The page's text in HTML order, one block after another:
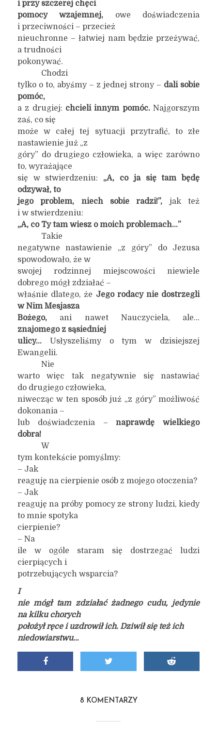
i przy szczerej chęci
pomocy wzajemnej, owe doświadczenia
i przeciwności – przecież
nieuchronne – łatwiej nam będzie przeżywać,
a trudności
pokonywać.
Chodzi
tylko o to, abyśmy – z jednej strony – dali sobie
pomóc,
a z drugiej: chcieli innym pomóc.Najgorszym
zaś, co się
może w całej tej sytuacji przytrafić, to złe
nastawienie już „z
góry” do drugiego człowieka, a więc zarówno
to, wyrażające
się w stwierdzeniu: „A, co ja się tam będę
odzywał, to
jego problem, niech sobie radzi!”, jak też
i w stwierdzeniu:
„A, co Ty tam wiesz o moich problemach…”
Takie
negatywne nastawienie „z góry” do Jezusa
spowodowało, że w
swojej rodzinnej miejscowości niewiele
dobrego mógł zdziałać –
właśnie dlatego, że Jego rodacy nie dostrzegli
w Nim Mesjasza
Bożego,ani nawet Nauczyciela, ale…
znajomego z sąsiedniej
ulicy… Usłyszeliśmy o tym w dzisiejszej
Ewangelii.
Nie
warto więc tak negatywnie się nastawiać
do drugiego człowieka,
niwecząc w ten sposób już „z góry” możliwość
dokonania –
lub doświadczenia –naprawdę wielkiego
dobra!
W
tym kontekście pomyślmy:
– Jak
reaguję na cierpienie osób z mojego otoczenia?
– Jak
reaguję na próby pomocy ze strony ludzi, kiedy
to mnie spotyka
cierpienie?
– Na
ile w ogóle staram się dostrzegać ludzi
cierpiących i
potrzebujących wsparcia?
I
nie mógł tam zdziałać żadnego cudu, jedynie
na kilku chorych
położył ręce i uzdrowił ich. Dziwił się też ich
niedowiarstwu…
8 KOMENTARZY